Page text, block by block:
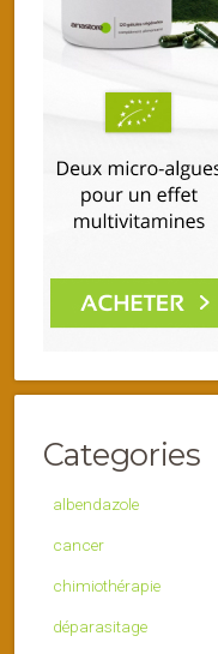
Categories
albendazole
cancer
chimiothérapie
déparasitage